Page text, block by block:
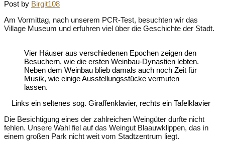
Post by Birgit108
Am Vormittag, nach unserem PCR-Test, besuchten wir das
Village Museum und erfuhren viel über die Geschichte der Stadt.
Vier Häuser aus verschiedenen Epochen zeigen den
Besuchern, wie die ersten Weinbau-Dynastien lebten.
Neben dem Weinbau blieb damals auch noch Zeit für
Musik, wie einige Ausstellungsstücke vermuten
lassen.
Links ein seltenes sog. Giraffenklavier, rechts ein Tafelklavier
Die Besichtigung eines der zahlreichen Weingüter durfte nicht
fehlen. Unsere Wahl fiel auf das Weingut Blaauwklippen, das in
einem großen Park nicht weit vom Stadtzentrum liegt.